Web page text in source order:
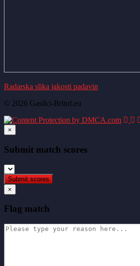
Radarska slika jakosti padavin
© 2026 Gasilci-Britof.eu
×
Submit match scores
×
Flag match